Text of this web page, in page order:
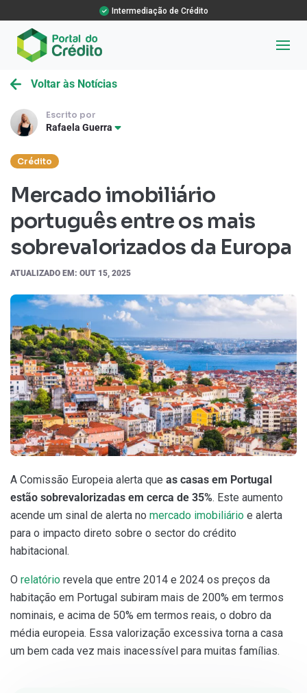
Intermediação de Crédito
Voltar às Notícias
Escrito por
Rafaela Guerra
Crédito
Mercado imobiliário
português entre os mais
sobrevalorizados da Europa
ATUALIZADO EM: OUT 15, 2025
A Comissão Europeia alerta que as casas em Portugal
estão sobrevalorizadas em cerca de 35%. Este aumento
acende um sinal de alerta no mercado imobiliário e alerta
para o impacto direto sobre o sector do crédito
habitacional.
O relatório revela que entre 2014 e 2024 os preços da
habitação em Portugal subiram mais de 200% em termos
nominais, e acima de 50% em termos reais, o dobro da
média europeia. Essa valorização excessiva torna a casa
um bem cada vez mais inacessível para muitas famílias.